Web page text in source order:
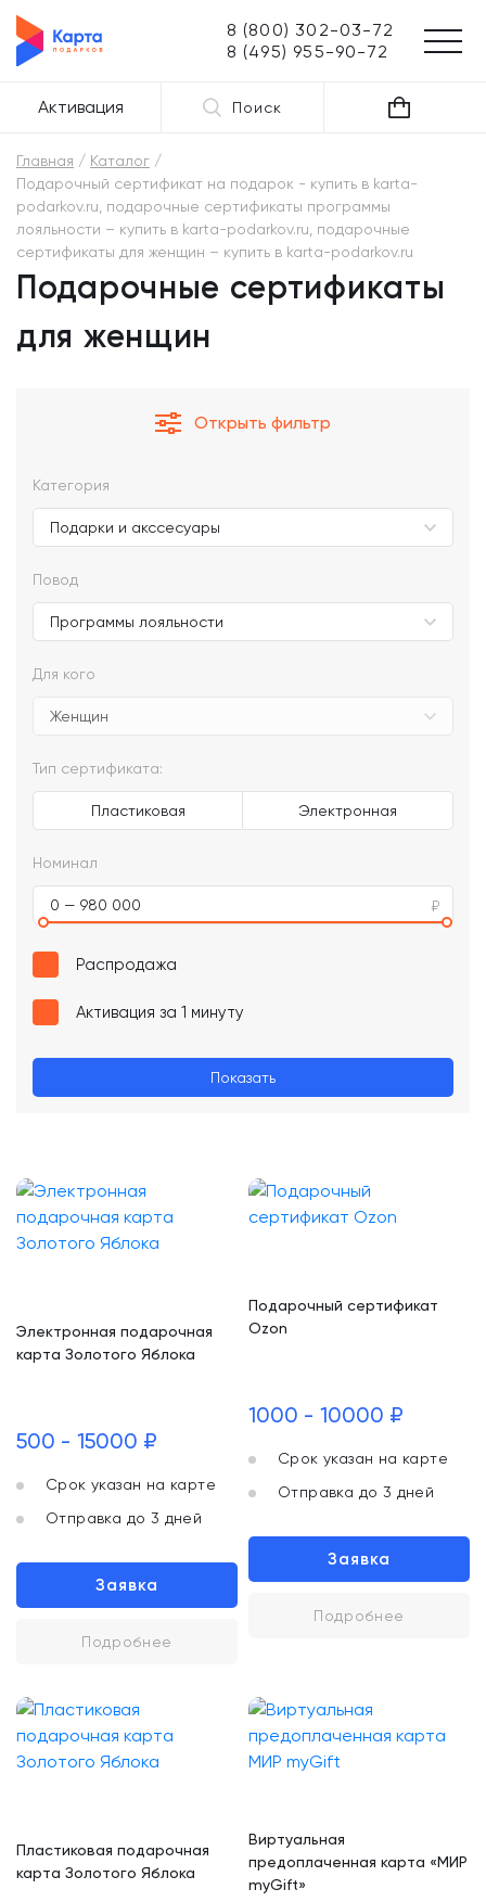
8 (800) 302-03-72
8 (495) 955-90-72
Активация Поиск
Главная
Каталог
Подарочный сертификат на подарок - купить в karta-
podarkov.ru, подарочные сертификаты программы
лояльности – купить в karta-podarkov.ru, подарочные
сертификаты для женщин – купить в karta-podarkov.ru
Подарочные сертификаты
для женщин
Открыть фильтр
Категория
Повод
Для кого
Тип сертификата:
Пластиковая Электронная
Номинал
0 — 980 000
Распродажа
Активация за 1 минуту
Показать
Электронная подарочная
карта Золотого Яблока
500 - 15000 ₽
Срок указан на карте
Отправка до 3 дней
Заявка
Подробнее
Подарочный сертификат
Ozon
1000 - 10000 ₽
Срок указан на карте
Отправка до 3 дней
Заявка
Подробнее
Пластиковая подарочная
карта Золотого Яблока
Виртуальная
предоплаченная карта «МИР
myGift»